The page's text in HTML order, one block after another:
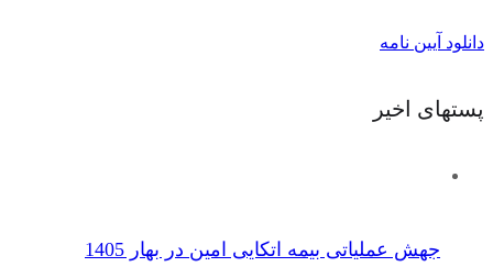
دانلود آیین نامه
پستهای اخیر
جهش عملیاتی بیمه اتکایی امین در بهار 1405